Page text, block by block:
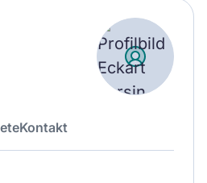
Kontakt